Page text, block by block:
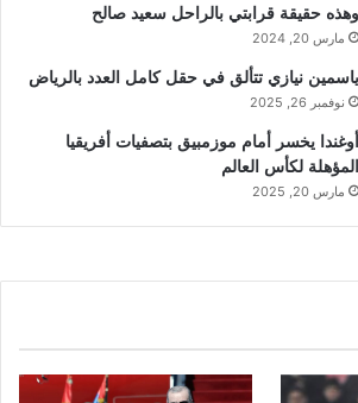
وهذه حقيقة قرابتي بالراحل سعيد صالح
مارس 20, 2024
ياسمين نيازي تتألق في حقل كامل العدد بالرياض
نوفمبر 26, 2025
أوغندا يخسر أمام موزمبيق بتصفيات أفريقيا
المؤهلة لكأس العالم
مارس 20, 2025